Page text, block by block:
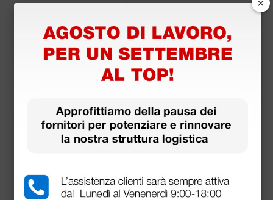
Cintura addominale
per carrozzine
36,20 €
(Prezzo i.e.)
Poggiapiedi di ricam
bio per carrozzina Ro
(Prezzo i.e.)